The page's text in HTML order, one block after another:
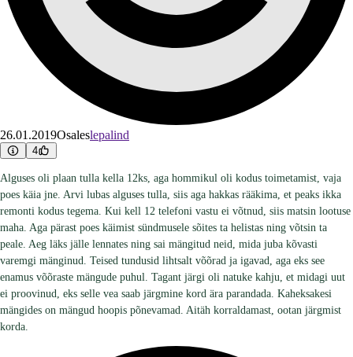
26.01.2019Osaleslepalind
4
Alguses oli plaan tulla kella 12ks, aga hommikul oli kodus toimetamist, vaja
poes käia jne. Arvi lubas alguses tulla, siis aga hakkas rääkima, et peaks ikka
remonti kodus tegema. Kui kell 12 telefoni vastu ei võtnud, siis matsin lootuse
maha. Aga pärast poes käimist sündmusele sõites ta helistas ning võtsin ta
peale. Aeg läks jälle lennates ning sai mängitud neid, mida juba kõvasti
varemgi mänginud. Teised tundusid lihtsalt võõrad ja igavad, aga eks see
enamus võõraste mängude puhul. Tagant järgi oli natuke kahju, et midagi uut
ei proovinud, eks selle vea saab järgmine kord ära parandada. Kaheksakesi
mängides on mängud hoopis põnevamad. Aitäh korraldamast, ootan järgmist
korda.